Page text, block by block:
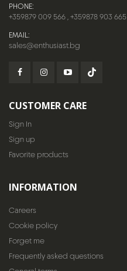
PHONE:
+359879 009 566,+359878 903 665
EMAIL:
sales@enthusiast.bg
CUSTOMER CARE
Sign In
Sign up
Favorite products
INFORMATION
Careers
Cookie policy
Forget me
Frequently asked questions